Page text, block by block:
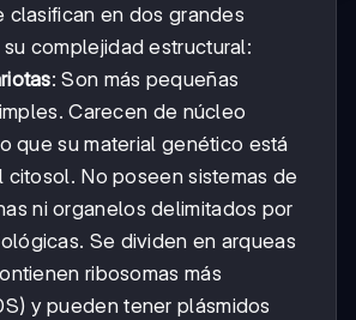
clasifican en dos grandes
complejidad estructural:
: Son más pequeñas
Carecen de núcleo
que su material genético está
citosol. No poseen sistemas de
ni organelos delimitados por
Se dividen en arqueas
ribosomas más
y pueden tener plásmidos